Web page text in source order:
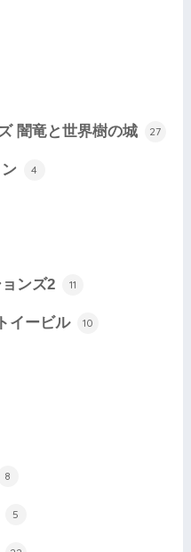
闇竜と世界樹の城 27
4
ンズ2 11
イービル 10
8
5